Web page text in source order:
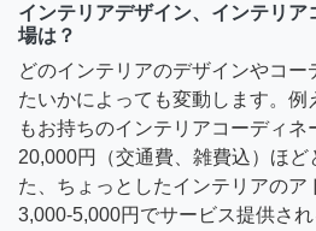
インテリアデザイン、インテリア
場は？
どのインテリアのデザインやコ
たいかによっても変動します。例
もお持ちのインテリアコーディネ
20,000円（交通費、雑費込）ほど
た、ちょっとしたインテリアのア
3,000-5,000円でサービス提供さ